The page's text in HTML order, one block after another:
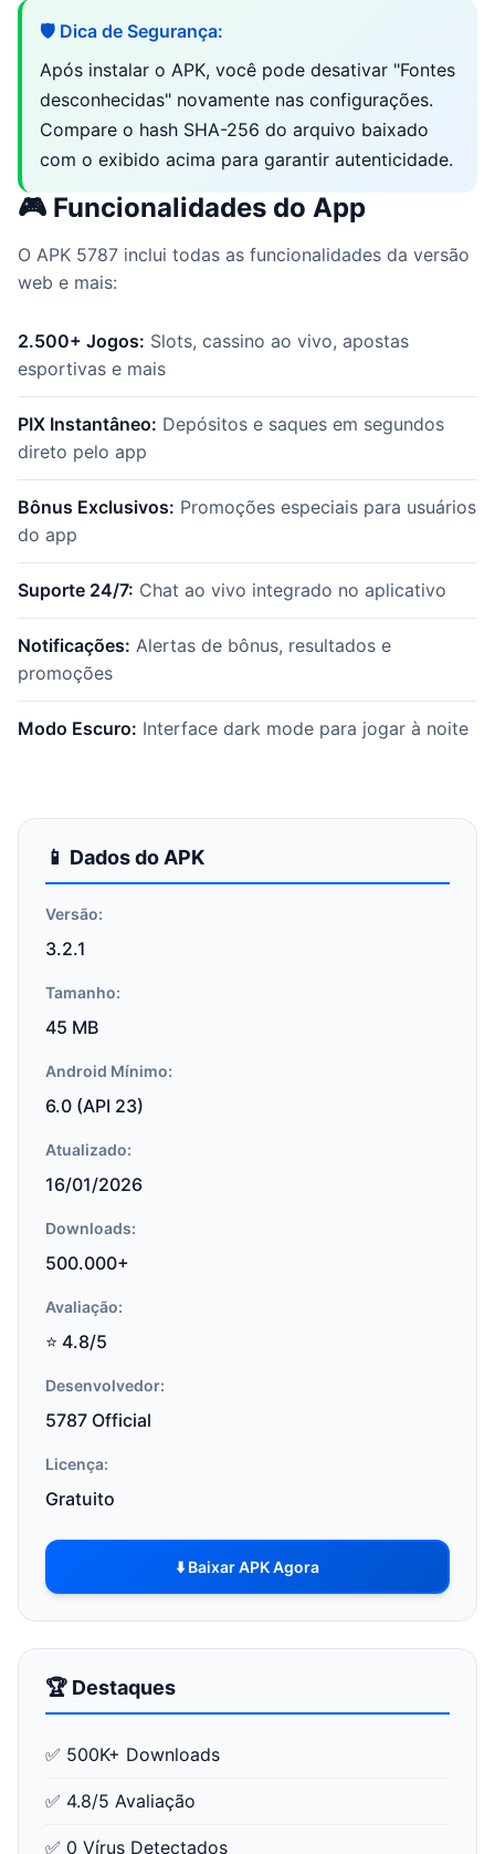
🛡️ Dica de Segurança:
Após instalar o APK, você pode desativar "Fontes
desconhecidas" novamente nas configurações.
Compare o hash SHA-256 do arquivo baixado
com o exibido acima para garantir autenticidade.
🎮 Funcionalidades do App
O APK 5787 inclui todas as funcionalidades da versão
web e mais:
2.500+ Jogos: Slots, cassino ao vivo, apostas
esportivas e mais
PIX Instantâneo: Depósitos e saques em segundos
direto pelo app
Bônus Exclusivos: Promoções especiais para usuários
do app
Suporte 24/7: Chat ao vivo integrado no aplicativo
Notificações: Alertas de bônus, resultados e
promoções
Modo Escuro: Interface dark mode para jogar à noite
📱 Dados do APK
Versão:
3.2.1
Tamanho:
45 MB
Android Mínimo:
6.0 (API 23)
Atualizado:
16/01/2026
Downloads:
500.000+
Avaliação:
⭐ 4.8/5
Desenvolvedor:
5787 Official
Licença:
Gratuito
⬇️ Baixar APK Agora
🏆 Destaques
✅ 500K+ Downloads
✅ 4.8/5 Avaliação
✅ 0 Vírus Detectados